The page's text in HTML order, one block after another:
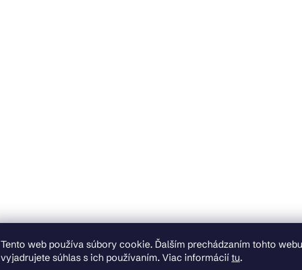
Tento web používa súbory cookie. Ďalším prechádzaním tohto webu
vyjadrujete súhlas s ich používaním. Viac informácií tu.